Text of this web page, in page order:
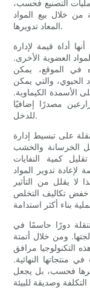
التصنيع فحسب،
من خلال بيع المواد
المعاد تدويرها.
أداة قيمة لإدارة
العضوية الأخرى.
في الموقع، يمكن
الحيوي، والتي يمكن
الأسمدة الكيماوية.
مصدرًا إضافيًا
للدخل.
على تبسيط إدارة
الخرسانة والخشب
كمية النفايات
لإعادة تدوير المواد
لا يقلل من التأثير
خفض تكاليف التخلص
دورًا حاسمًا في
ومن خلال أتمتة
التكنولوجيا مرافق
منتجاتها النهائية.
فحسب، بل يجعل